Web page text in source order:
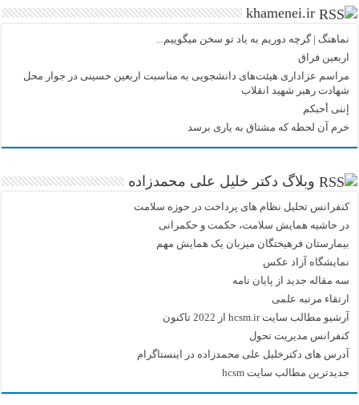
khamenei.ir
نماهنگ |‌ گرچه دوریم به یاد تو سخن میگوییم...
اربعین فراق
مراسم عزاداری هیئت‌های دانشجویی به مناسبت اربعین حسینی در جوار محل
شهادت رهبر شهید انقلاب
إننی أحبکم
خرم آن لحظه که مشتاق به یاری برسد
وبلاگ دکتر خلیل علی محمدزاده
کنفرانس تحلیل نظام های پرداخت در حوزه سلامت
در حاشیه همایش سلامت، حکمت و حکمرانی
بیمارستان فرهیختگان میزبان یک همایش مهم
نمایشگاه آزاد عکس
سه مقاله جدید از پایان نامه
ارتقاء مرتبه علمی
آرشیو مطالب سایت hcsm.ir از 2022 تاکنون
کنفرانس مدیریت تحول
آدرس های دکترخلیل علی محمدزاده در اینستاگرام
جدیدترین مطالب سایت hcsm